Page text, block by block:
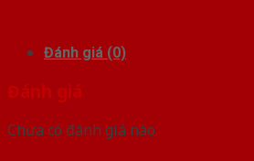
Đánh giá (0)
Đánh giá
Chưa có đánh giá nào.